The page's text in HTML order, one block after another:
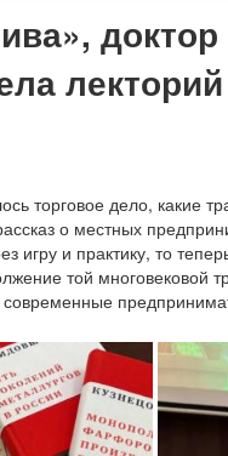
торговое дело, какие
о местных
игру и практику, то
той
современные